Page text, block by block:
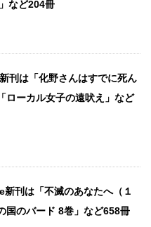
など204冊
刊は「化野さんはすでに死ん
ローカル女子の遠吠え」など
刊は「不滅のあなたへ（１
国のバード 8巻」など658冊